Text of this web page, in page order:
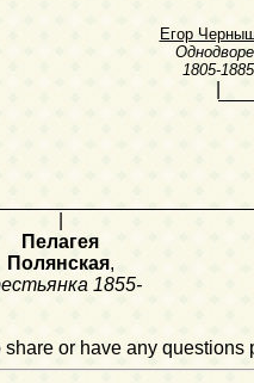
Егор
1805-1885
Пелагея
Полянская,
1855-
share or have any